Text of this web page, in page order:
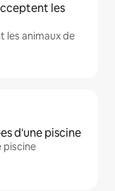
les
les animaux de
d'une piscine
piscine